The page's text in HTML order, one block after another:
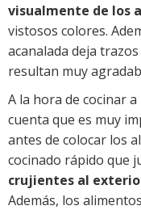
visualmente de los
vistosos colores.
acanalada deja
resultan muy
A la hora de cocinar
cuenta que es muy
antes de colocar los
cocinado rápido que
crujientes al
Además, los